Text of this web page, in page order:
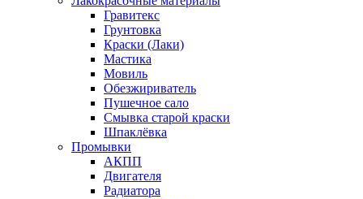
Гравитекс
Грунтовка
Краски (Лаки)
Мастика
Мовиль
Обезжириватель
Пушечное сало
Смывка старой краски
Шпаклёвка
Промывки
АКПП
Двигателя
Радиатора